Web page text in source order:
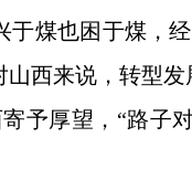
于煤也困于煤，
山西来说，转型
予厚望，“路子